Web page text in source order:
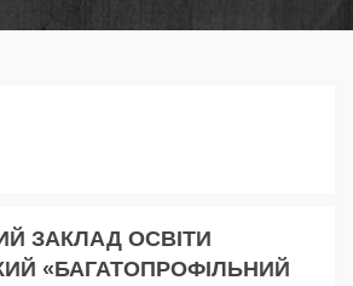
ЗАКЛАД ОСВІТИ
«БАГАТОПРОФІЛЬНИЙ